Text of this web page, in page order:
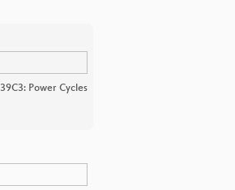
39C3: Power Cycles